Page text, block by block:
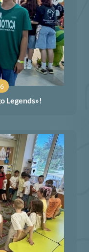
Legends»!